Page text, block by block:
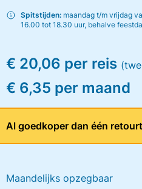
Spitstijden: maandag t/m vrijdag
16.00 tot 18.30 uur, behalve
€ 20,06 per reis
€ 6,35 per maand
Al goedkoper dan één
Maandelijks opzegbaar